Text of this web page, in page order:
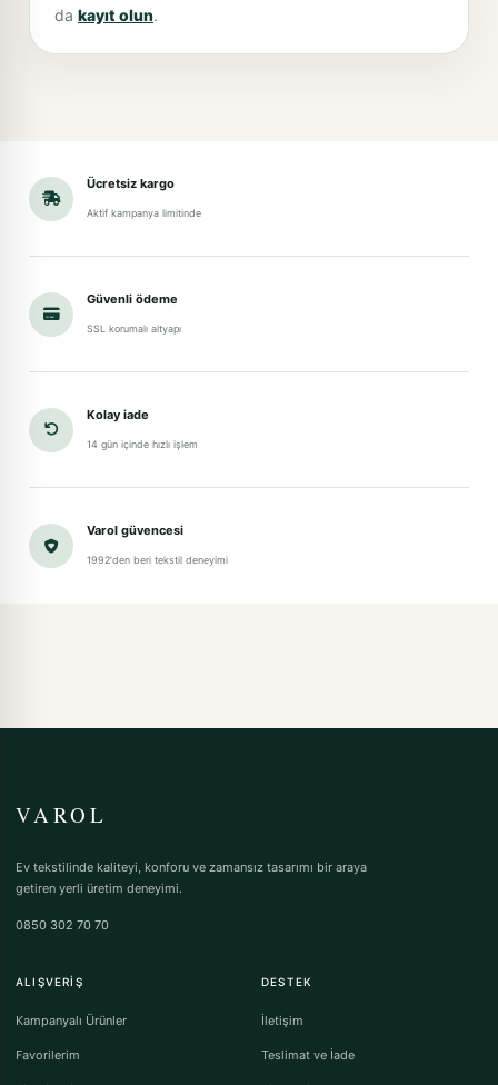
da kayıt olun.
Ücretsiz kargo
Aktif kampanya limitinde
Güvenli ödeme
SSL korumalı altyapı
Kolay iade
14 gün içinde hızlı işlem
Varol güvencesi
1992'den beri tekstil deneyimi
VAROL
Ev tekstilinde kaliteyi, konforu ve zamansız tasarımı bir araya
getiren yerli üretim deneyimi.
0850 302 70 70
ALIŞVERIŞ
Kampanyalı Ürünler
Favorilerim
DESTEK
İletişim
Teslimat ve İade